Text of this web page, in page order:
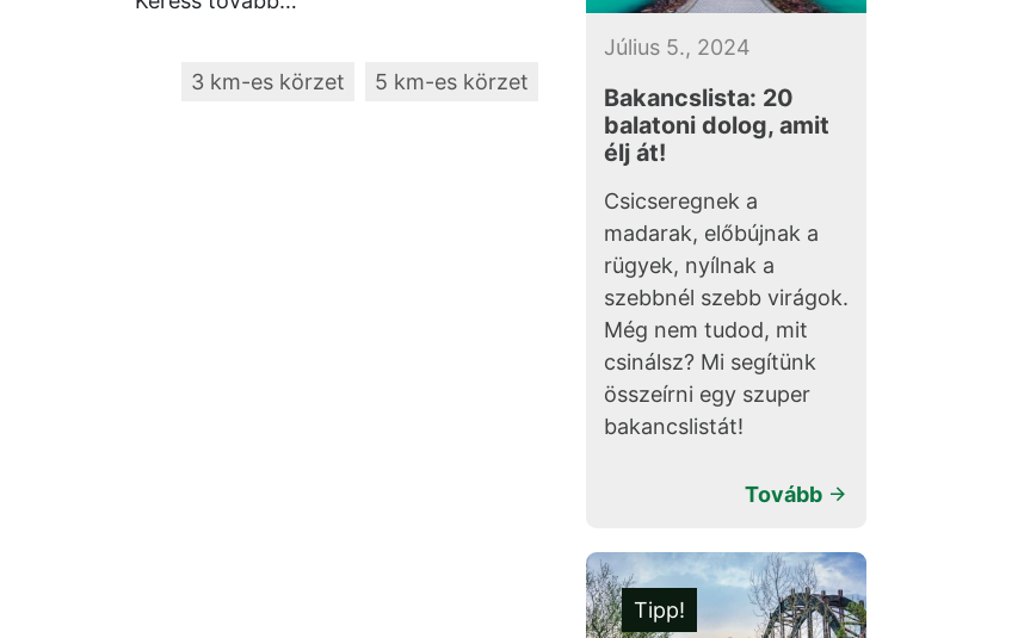
3 km-es körzet 5 km-es körzet
Július 5., 2024
Bakancslista: 20
balatoni dolog, amit
élj át!
Csicseregnek a
madarak, előbújnak a
rügyek, nyílnak a
szebbnél szebb virágok.
Még nem tudod, mit
csinálsz? Mi segítünk
összeírni egy szuper
bakancslistát!
Tovább
Tipp!